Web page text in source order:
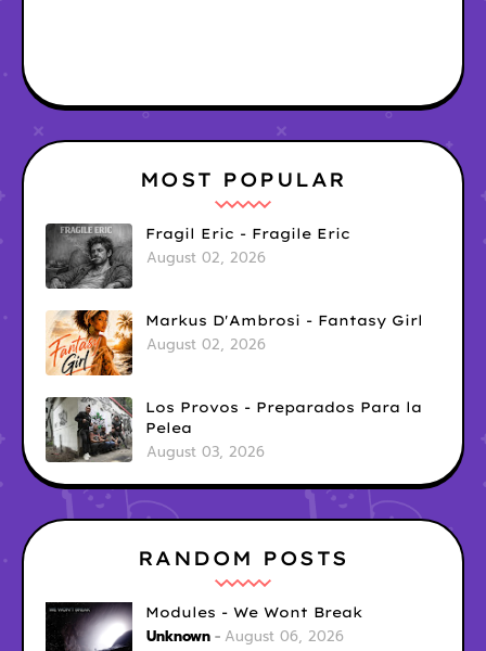
MOST POPULAR
Fragil Eric - Fragile Eric
August 02, 2026
Markus D'Ambrosi - Fantasy Girl
August 02, 2026
Los Provos - Preparados Para la
Pelea
August 03, 2026
RANDOM POSTS
Modules - We Wont Break
Unknown August 06, 2026